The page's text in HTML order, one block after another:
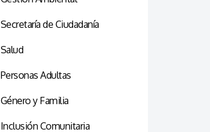
Secretaría de Ciudadanía
Salud
Personas Adultas
Género y Familia
Inclusión Comunitaria